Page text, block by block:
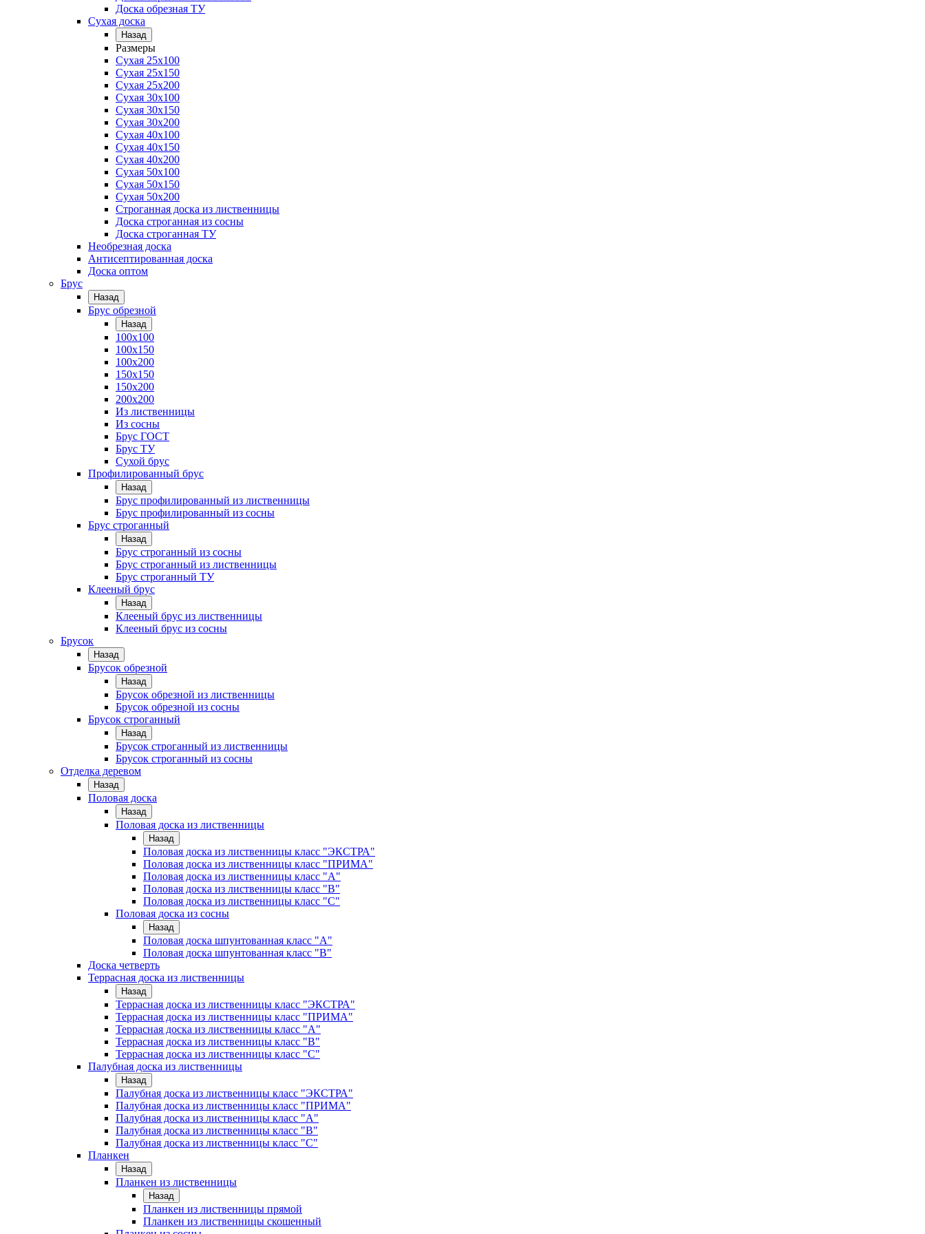
Доска обрезная ТУ
Сухая доска
Назад
Размеры
Сухая 25х100
Сухая 25х150
Сухая 25х200
Сухая 30х100
Сухая 30х150
Сухая 30х200
Сухая 40х100
Сухая 40х150
Сухая 40х200
Сухая 50х100
Сухая 50х150
Сухая 50х200
Строганная доска из лиственницы
Доска строганная из сосны
Доска строганная ТУ
Необрезная доска
Антисептированная доска
Доска оптом
Брус
Назад
Брус обрезной
Назад
100х100
100х150
100х200
150х150
150х200
200х200
Из лиственницы
Из сосны
Брус ГОСТ
Брус ТУ
Сухой брус
Профилированный брус
Назад
Брус профилированный из лиственницы
Брус профилированный из сосны
Брус строганный
Назад
Брус строганный из сосны
Брус строганный из лиственницы
Брус строганный ТУ
Клееный брус
Назад
Клееный брус из лиственницы
Клееный брус из сосны
Брусок
Назад
Брусок обрезной
Назад
Брусок обрезной из лиственницы
Брусок обрезной из сосны
Брусок строганный
Назад
Брусок строганный из лиственницы
Брусок строганный из сосны
Отделка деревом
Назад
Половая доска
Назад
Половая доска из лиственницы
Назад
Половая доска из лиственницы класс "ЭКСТРА"
Половая доска из лиственницы класс "ПРИМА"
Половая доска из лиственницы класс "А"
Половая доска из лиственницы класс "B"
Половая доска из лиственницы класс "C"
Половая доска из сосны
Назад
Половая доска шпунтованная класс "А"
Половая доска шпунтованная класс "B"
Доска четверть
Террасная доска из лиственницы
Назад
Террасная доска из лиственницы класс "ЭКСТРА"
Террасная доска из лиственницы класс "ПРИМА"
Террасная доска из лиственницы класс "А"
Террасная доска из лиственницы класс "B"
Террасная доска из лиственницы класс "C"
Палубная доска из лиственницы
Назад
Палубная доска из лиственницы класс "ЭКСТРА"
Палубная доска из лиственницы класс "ПРИМА"
Палубная доска из лиственницы класс "А"
Палубная доска из лиственницы класс "B"
Палубная доска из лиственницы класс "C"
Планкен
Назад
Планкен из лиственницы
Назад
Планкен из лиственницы прямой
Планкен из лиственницы скошенный